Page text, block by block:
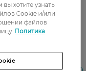
для лица Mon
106 10 мл
ГРН
хотите узнать
Cookie и/или
файлов
Политика